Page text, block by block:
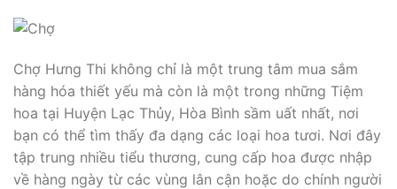
Chợ Hưng Thi không chỉ là một trung tâm mua sắm
hàng hóa thiết yếu mà còn là một trong những Tiệm
hoa tại Huyện Lạc Thủy, Hòa Bình sầm uất nhất, nơi
bạn có thể tìm thấy đa dạng các loại hoa tươi. Nơi đây
tập trung nhiều tiểu thương, cung cấp hoa được nhập
về hàng ngày từ các vùng lân cận hoặc do chính người